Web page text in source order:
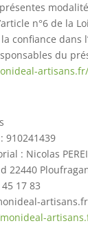
n°6 de la
confiance dans
du
artisans.fr/
910241439
: Nicolas
22440
17 83
artisans.fr